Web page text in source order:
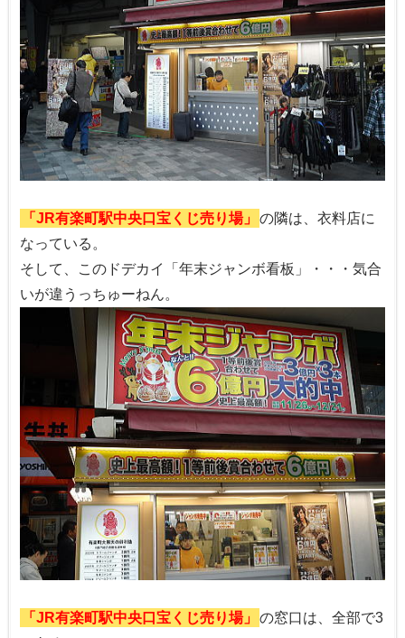
「JR有楽町駅中央口宝くじ売り場」 の隣は、衣料店に
なっている。
そして、このドデカイ「年末ジャンボ看板」・・・気合
いが違うっちゅーねん。
「JR有楽町駅中央口宝くじ売り場」 の窓口は、全部で3